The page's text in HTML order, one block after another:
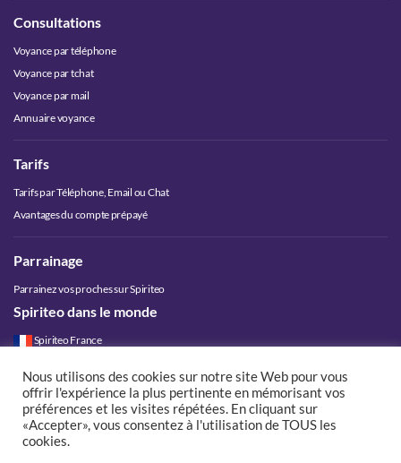
Consultations
Voyance par téléphone
Voyance par tchat
Voyance par mail
Annuaire voyance
Tarifs
Tarifs par Téléphone, Email ou Chat
Avantages du compte prépayé
Parrainage
Parrainez vos proches sur Spiriteo
Spiriteo dans le monde
Spiriteo France
Spiriteo Luxembourg
Spiriteo Suisse
Spiriteo Canada
Nous utilisons des cookies sur notre site Web pour vous
offrir l'expérience la plus pertinente en mémorisant vos
préférences et les visites répétées. En cliquant sur
«Accepter», vous consentez à l'utilisation de TOUS les
cookies.